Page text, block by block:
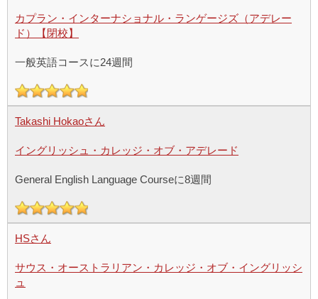
カプラン・インターナショナル・ランゲージズ（アデレー
ド）【閉校】
一般英語コースに24週間
Takashi Hokaoさん
イングリッシュ・カレッジ・オブ・アデレード
General English Language Courseに8週間
HSさん
サウス・オーストラリアン・カレッジ・オブ・イングリッシ
ュ